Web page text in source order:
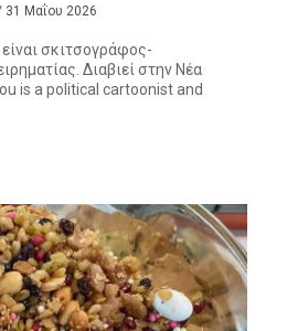
31 Μαΐου 2026
σκιτσογράφος-
Διαβιεί στην Νέα
is a political cartoonist and